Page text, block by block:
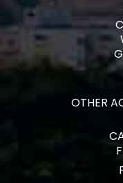
OTHER